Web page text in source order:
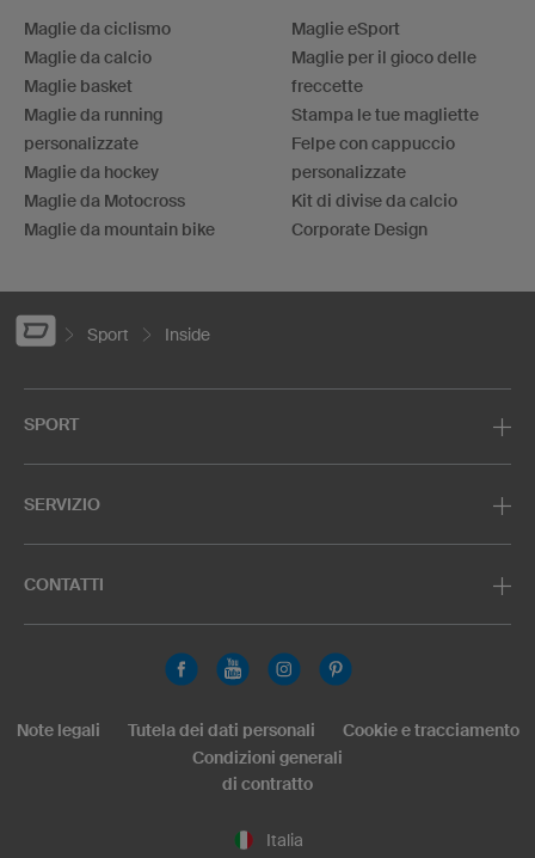
Maglie da ciclismo
Maglie da calcio
Maglie basket
Maglie da running
personalizzate
Maglie da hockey
Maglie da Motocross
Maglie da mountain bike
Maglie eSport
Maglie per il gioco delle
freccette
Stampa le tue magliette
Felpe con cappuccio
personalizzate
Kit di divise da calcio
Corporate Design
Sport Inside
SPORT
SERVIZIO
CONTATTI
Italia
Note legali Tutela dei dati personali
Cookie e tracciamento
Condizioni generali
di contratto